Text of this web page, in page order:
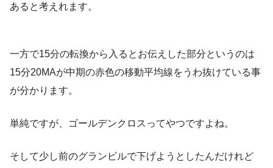
あると考えれます。
一方で15分の転換から入るとお伝えした部分というのは
15分20MAが中期の赤色の移動平均線をうわ抜けている事
が分かります。
単純ですが、ゴールデンクロスってやつですよね。
そして少し前のグランビルで下げようとしたんだけれど